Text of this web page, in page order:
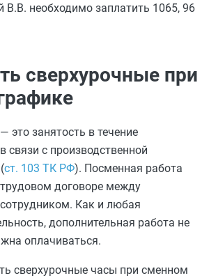
В.В. необходимо заплатить 1065, 96
сверхурочные при
это занятость в течение
связи с производственной
ст. 103 ТК РФ). Посменная работа
договоре между
Как и любая
дополнительная работа не
оплачиваться.
сверхурочные часы при сменном